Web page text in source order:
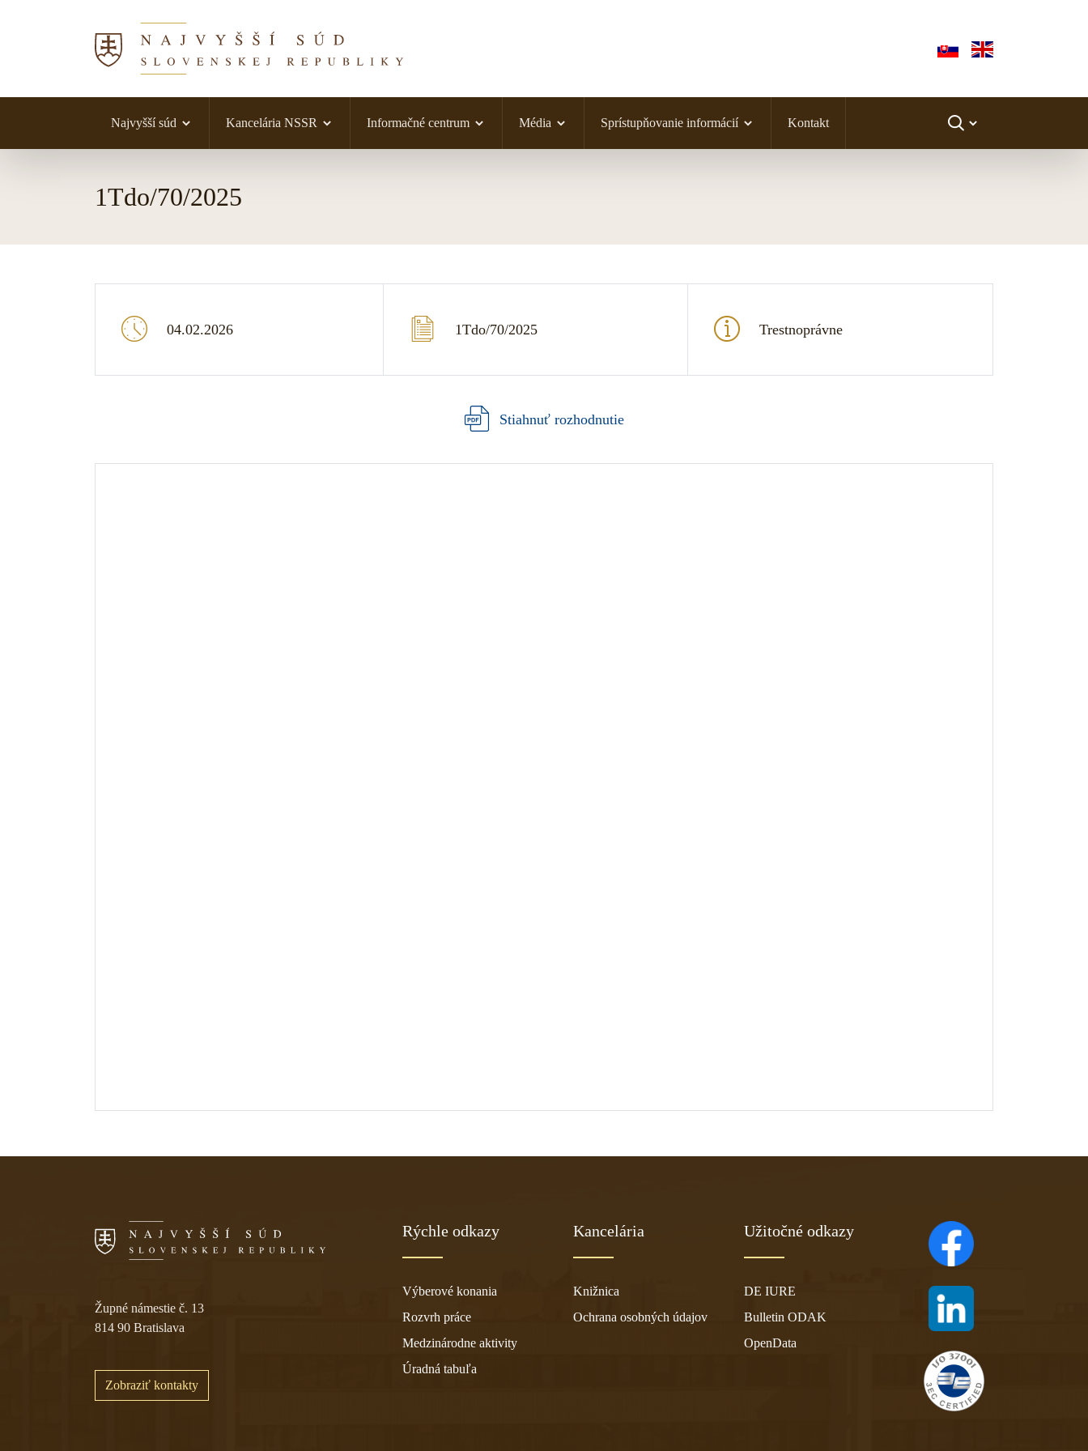
Najvyšší súd Kancelária NSSR Informačné centrum Média Sprístupňovanie informácií Kontakt
1Tdo/70/2025
04.02.2026 1Tdo/70/2025 Trestnoprávne
Stiahnuť rozhodnutie
Župné námestie č. 13
814 90 Bratislava
Zobraziť kontakty
Rýchle odkazy
Výberové konania
Rozvrh práce
Medzinárodne aktivity
Úradná tabuľa
Kancelária
Knižnica
Ochrana osobných údajov
Užitočné odkazy
DE IURE
Bulletin ODAK
OpenData
(otvára sa v novom